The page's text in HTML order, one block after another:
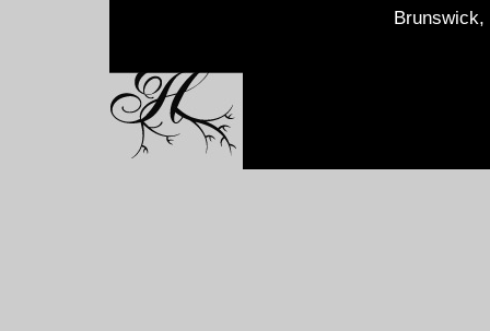
Brunswick,